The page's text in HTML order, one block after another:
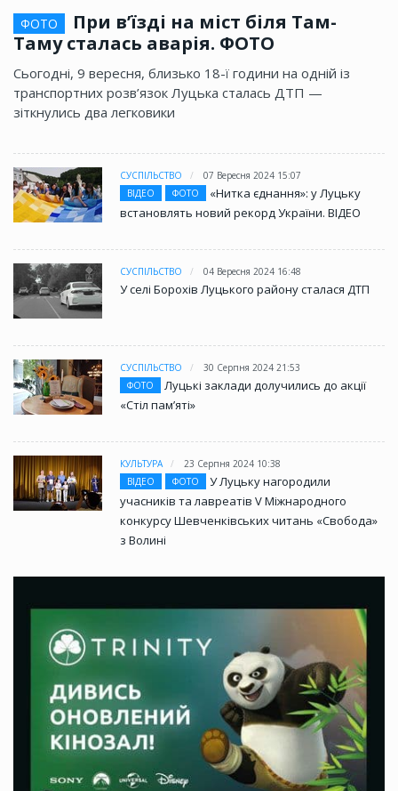
ФОТО
При в’їзді на міст біля Там-
Таму сталась аварія. ФОТО
Сьогодні, 9 вересня, близько 18-ї години на одній із
транспортних розв’язок Луцька сталась ДТП —
зіткнулись два легковики
СУСПІЛЬСТВО
07 Вересня 2024 15:07
ВІДЕО
ФОТО
«Нитка єднання»: у Луцьку
встановлять новий рекорд України. ВІДЕО
СУСПІЛЬСТВО 04 Вересня 2024 16:48
У селі Борохів Луцького району сталася ДТП
СУСПІЛЬСТВО
30 Серпня 2024 21:53
ФОТО
Луцькі заклади долучились до акції
«Стіл памʼяті»
КУЛЬТУРА
23 Серпня 2024 10:38
ВІДЕО
ФОТО
У Луцьку нагородили
учасників та лавреатів V Міжнародного
конкурсу Шевченківських читань «Свобода»
з Волині